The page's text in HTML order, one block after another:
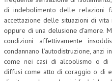
di indebolimento delle relazioni
accettazione delle situazioni di
oppure di una delusione d’amore.
condizioni affettivamente
condannano l’autodistruzione, anzi
come nei casi di alcoolismo o di
diffusi come atto di coraggio o di